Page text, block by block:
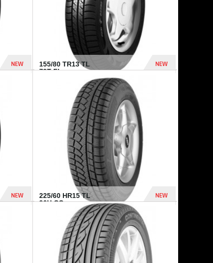
NEW
155/80 TR13 TL
79T FI...
NEW
NEW
Dhs
225/60 HR15 TL
96H CO...
NEW
1 040 Dhs